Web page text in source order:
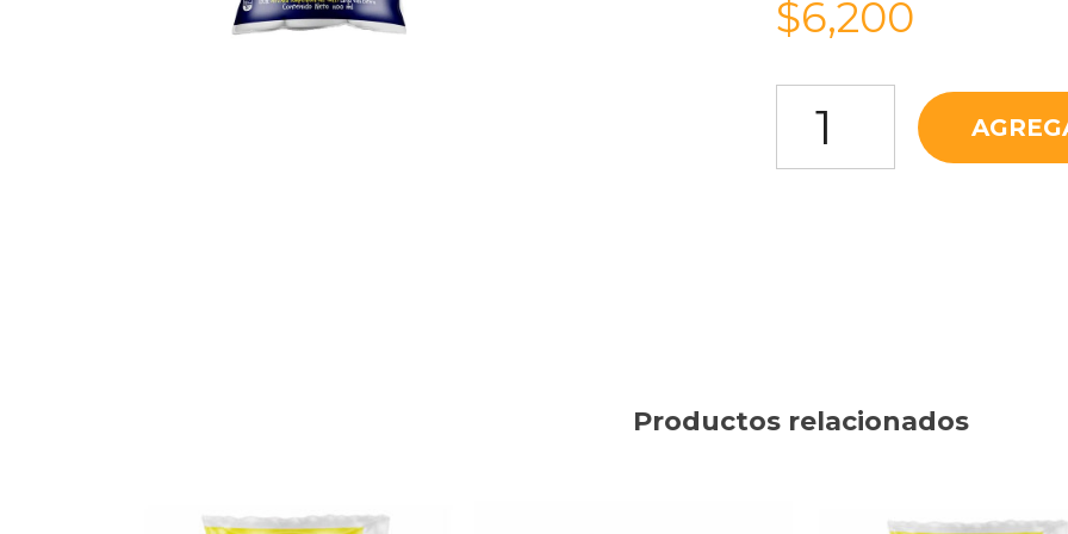
$6,200
Leche Entera Alpina x Unidad
Productos relacionados